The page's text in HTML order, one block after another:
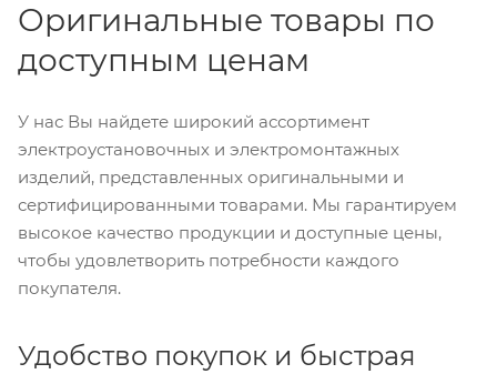
Оригинальные товары по
доступным ценам
У нас Вы найдете широкий ассортимент
электроустановочных и электромонтажных
изделий, представленных оригинальными и
сертифицированными товарами. Мы гарантируем
высокое качество продукции и доступные цены,
чтобы удовлетворить потребности каждого
покупателя.
Удобство покупок и быстрая